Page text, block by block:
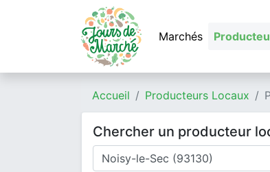
Marchés
Accueil Producteurs Locaux
Chercher un producteur
Où cherchez-vous un producteur ?
Type de produits
Produits
Mode de livraison